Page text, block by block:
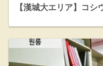
【漢城大エリア】コシ